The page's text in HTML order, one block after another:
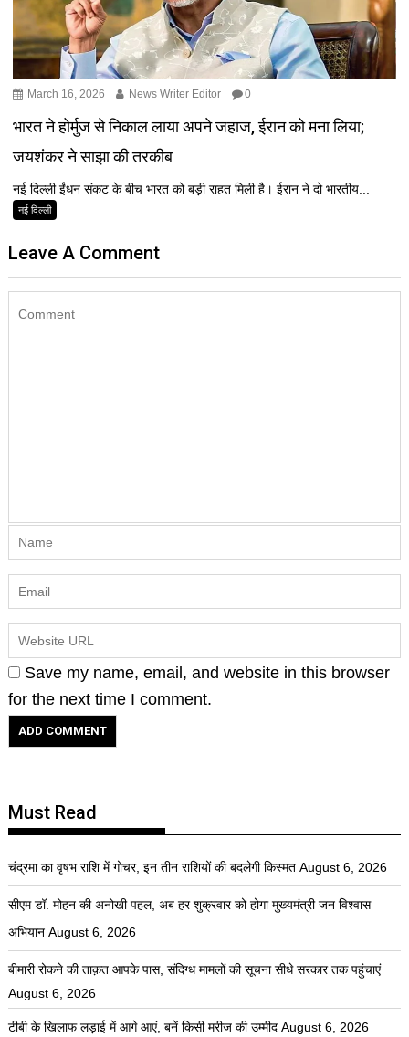
March 16, 2026 News Writer Editor 0
भारत ने होर्मुज से निकाल लाया अपने जहाज, ईरान को मना लिया;
जयशंकर ने साझा की तरकीब
नई दिल्ली ईंधन संकट के बीच भारत को बड़ी राहत मिली है। ईरान ने दो भारतीय...
नई दिल्ली
Leave A Comment
Save my name, email, and website in this browser
for the next time I comment.
Must Read
चंद्रमा का वृषभ राशि में गोचर, इन तीन राशियों की बदलेगी किस्मत August 6, 2026
सीएम डॉ. मोहन की अनोखी पहल, अब हर शुक्रवार को होगा मुख्यमंत्री जन विश्वास
अभियान August 6, 2026
बीमारी रोकने की ताक़त आपके पास, संदिग्ध मामलों की सूचना सीधे सरकार तक पहुंचाएं
August 6, 2026
टीबी के खिलाफ लड़ाई में आगे आएं, बनें किसी मरीज की उम्मीद August 6, 2026